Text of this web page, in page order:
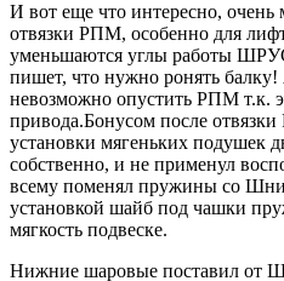
И вот еще что интересно,
отвязки РПМ, особенно для
уменьшаются углы работы
пишет, что нужно ронять балку!
невозможно опустить РПМ т.к.
привода.Бонусом после
установки мягеньких подушек
собственно, и не применул
всему поменял пружины со
установкой шайб под чашки
мягкость подвеске.
Нижние шаровые поставил от